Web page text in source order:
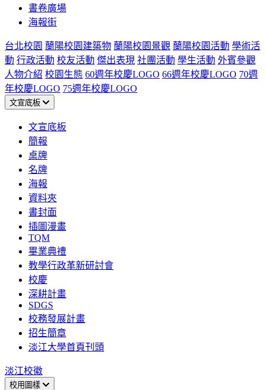
書卷廣場
海報街
台北校園 蘭陽校園建築物 蘭陽校園景觀 蘭陽校園活動 學術活
動 行政活動 校友活動 傑出表現 社團活動 學生活動 外賓參觀
人物介紹 校園生態 60週年校慶LOGO 66週年校慶LOGO 70週
年校慶LOGO 75週年校慶LOGO
文宣底板
文宣底板
簡報
桌牌
名牌
海報
資料夾
書封面
插圖漫畫
TQM
畢業典禮
教學行政革新研討會
校慶
深耕計畫
SDGS
校務發展計畫
招生簡章
淡江大學首頁刊頭
淡江校徽
校用圖樣